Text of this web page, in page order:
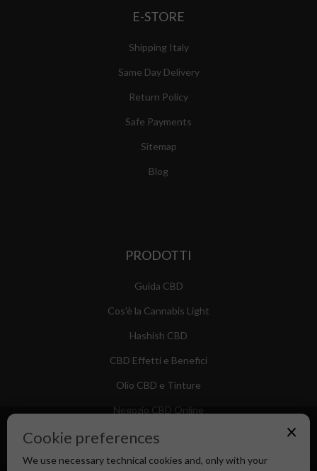
E-STORE
Shipping Italy
Same Day Delivery
Return Policy
Safe Payments
Sitemap
Blog
PRODOTTI
Guida CBD
Cos'è la Cannabis Light
Hashish CBD
CBD Effetti e Benefici
Olio CBD e Tinture
Negozio CBD Online
×
Cookie preferences
We use necessary technical cookies and, only with your